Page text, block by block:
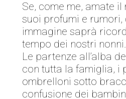
Se, come me, amate il
suoi profumi e rumori,
immagine saprà
tempo dei nostri nonni.
Le partenze all’alba
con tutta la famiglia, i
ombrelloni sotto
confusione dei